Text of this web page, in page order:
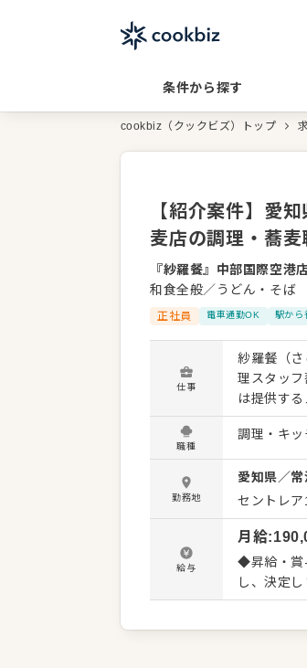
条件から探す
cookbiz（クックビズ）トップ
【紹介案件】愛
麦店の調理・蕎
『紗羅餐』中部国際空港
和食全般／うどん・そば
正社員 電車通勤OK 駅から
仕事
紗羅餐（
理スタッフ蕎
は提供す
ューのほ
理経験に
ることも
オペレーション
り付けなど
管理など
・料理長の補助 ・新メニ
で、徐々
で、経験
職への昇
職種
調理・キッ
勤務地
愛知県／常
セントレア
給与
月給:
◆昇給・賞与あり ＜収入イメージ＞ 初年度想定年収216～
し、決定